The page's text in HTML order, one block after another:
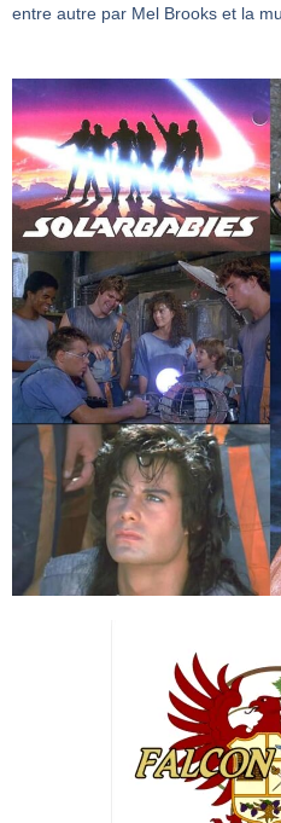
entre autre par Mel Brooks et la